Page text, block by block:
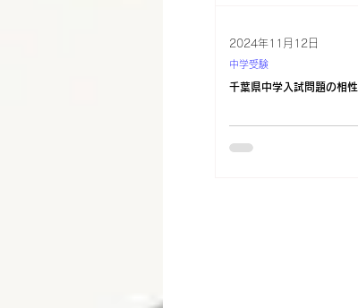
千葉県中学入試問題の相性
中学受験
2024年11月12日